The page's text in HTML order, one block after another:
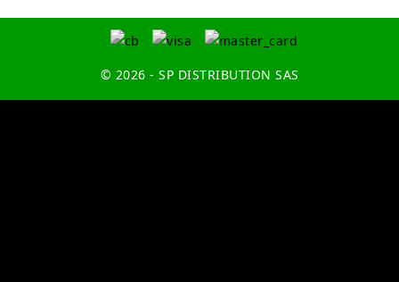
© 2026 - SP DISTRIBUTION SAS